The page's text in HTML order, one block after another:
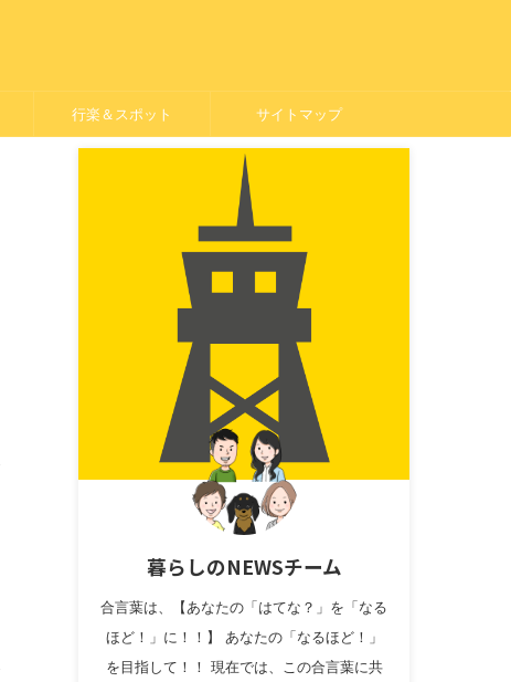
行楽＆スポット サイトマップ
暮らしのNEWSチーム
合言葉は、【あなたの「はてな？」を「なる
ほど！」に！！】 あなたの「なるほど！」
を目指して！！ 現在では、この合言葉に共